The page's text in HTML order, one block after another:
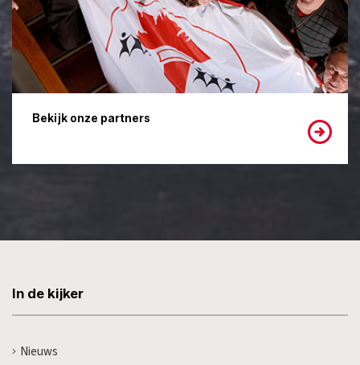
Bekijk onze partners
In de kijker
Nieuws